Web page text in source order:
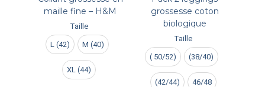
maille fine – H&M
Taille
L (42) M (40)
XL (44)
grossesse coton
biologique
Taille
( 50/52) (38/40)
(42/44) 46/48